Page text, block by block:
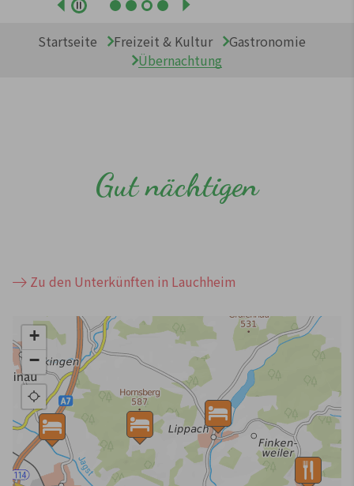
Startseite Freizeit & Kultur
Gastronomie
Übernachtung
Gut nächtigen
Zu den Unterkünften in Lauchheim